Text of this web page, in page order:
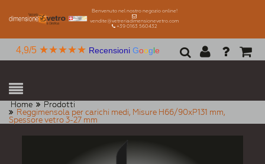
Benvenuto nel nostro negozio online!
vendite@vetreriadimensionevetro.com
+39 0163 560432
4,9/5 ★★★★★ Recensioni Google
Home
Prodotti
Reggimensola per carichi medi, Misure H66/90xP131 mm,
Spessore vetro 3-27 mm